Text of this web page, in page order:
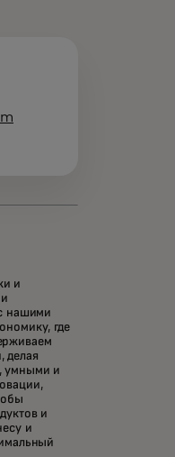
и
нашими
где
делая
умными и
и
и